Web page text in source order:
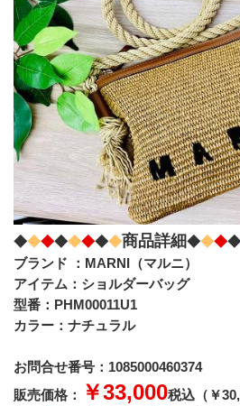
◆◆◆◆◆◆◆◆商品詳細◆◆◆◆
ブランド ：MARNI（マルニ）
アイテム：ショルダーバッグ
型番：PHM00011U1
カラー：ナチュラル
お問合せ番号：1085000460374
販売価格：
￥33,000税込（￥